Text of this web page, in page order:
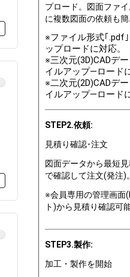
プロード。図面ファ
に複数図面の依頼も簡
※ファイル形式｢.pdf
ップロードに対応。
※三次元(3D)CADデ
イルアップ―ロード
※二次元(2D)CADデ
イルアップ―ロード
STEP2.依頼:
見積り確認･注文
図面データから最短
で確認して注文(発注)。
※会員専用の管理画面
ト)から見積り確認可能
STEP3.製作:
加工・製作を開始